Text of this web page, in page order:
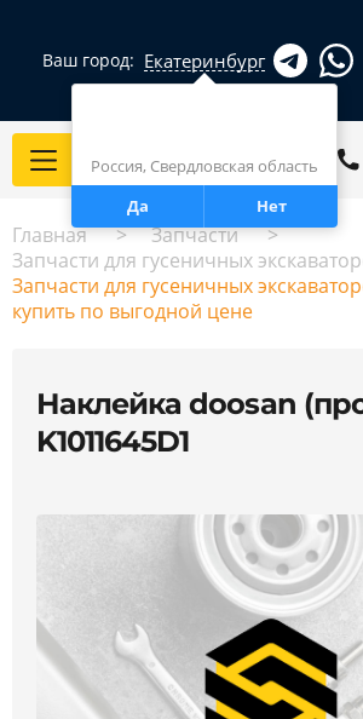
Ваш город: Екатеринбург
Россия, Свердловская область
Да
Нет
Каталог
Главная
Запчасти
Запчасти для гусеничных
Запчасти для гусеничных
купить по выгодной цене
Наклейка doosan
K1011645D1